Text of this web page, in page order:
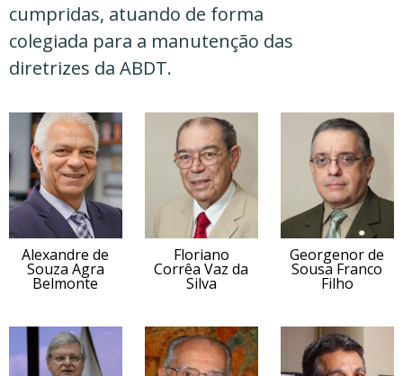
cumpridas, atuando de forma
colegiada para a manutenção das
diretrizes da ABDT.
Alexandre de
Souza Agra
Belmonte
Floriano
Corrêa Vaz da
Silva
Georgenor de
Sousa Franco
Filho